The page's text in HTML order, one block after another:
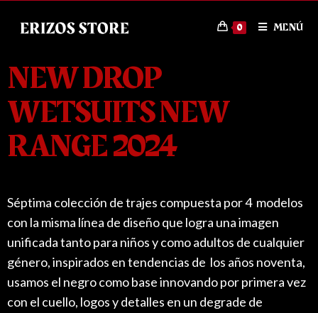
0 MENÚ
NEW DROP
WETSUITS NEW
RANGE 2024
Séptima colección de trajes compuesta por 4 modelos
con la misma línea de diseño que logra una imagen
unificada tanto para niños y como adultos de cualquier
género, inspirados en tendencias de los años noventa,
usamos el negro como base innovando por primera vez
con el cuello, logos y detalles en un degrade de